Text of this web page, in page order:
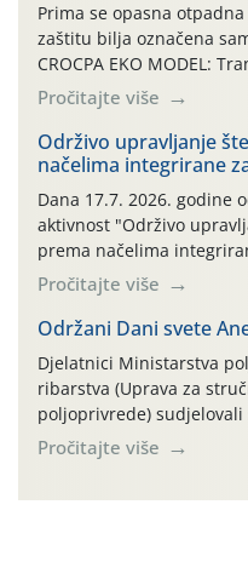
Prima se opasna
zaštitu bilja označena
CROCPA EKO MODEL:
ambalaža drugih
bilja (npr. ambalaža od
prihvaća. Korisnicima je
prazne ambalaže
AGRONOM, ALBAUGH
Pročitajte više
Održivo upravljanje
načelima integrirane
Dana 17.7. 2026. godine
aktivnost "Održivo
prema načelima
na pokusnom polju
parcela ID 2445031)
Pročitajte više
Održani Dani svete
Djelatnici Ministarstva
ribarstva (Uprava za
poljoprivrede)
forumu, održanom
tradicije u Putnikovićima
Pročitajte više